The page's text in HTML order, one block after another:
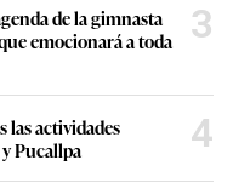
de la gimnasta
emocionará a toda
3
las actividades
Pucallpa
4